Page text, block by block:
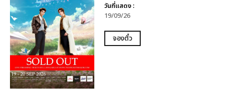
วันที่แสดง :
19/09/26
จองตั๋ว